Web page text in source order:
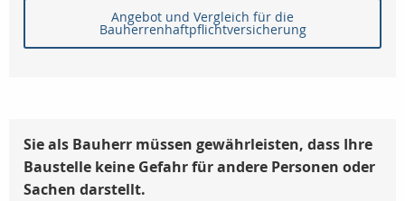
Angebot und Vergleich für die
Bauherrenhaftpflichtversicherung
Sie als Bauherr müssen gewährleisten, dass Ihre
Baustelle keine Gefahr für andere Personen oder
Sachen darstellt.